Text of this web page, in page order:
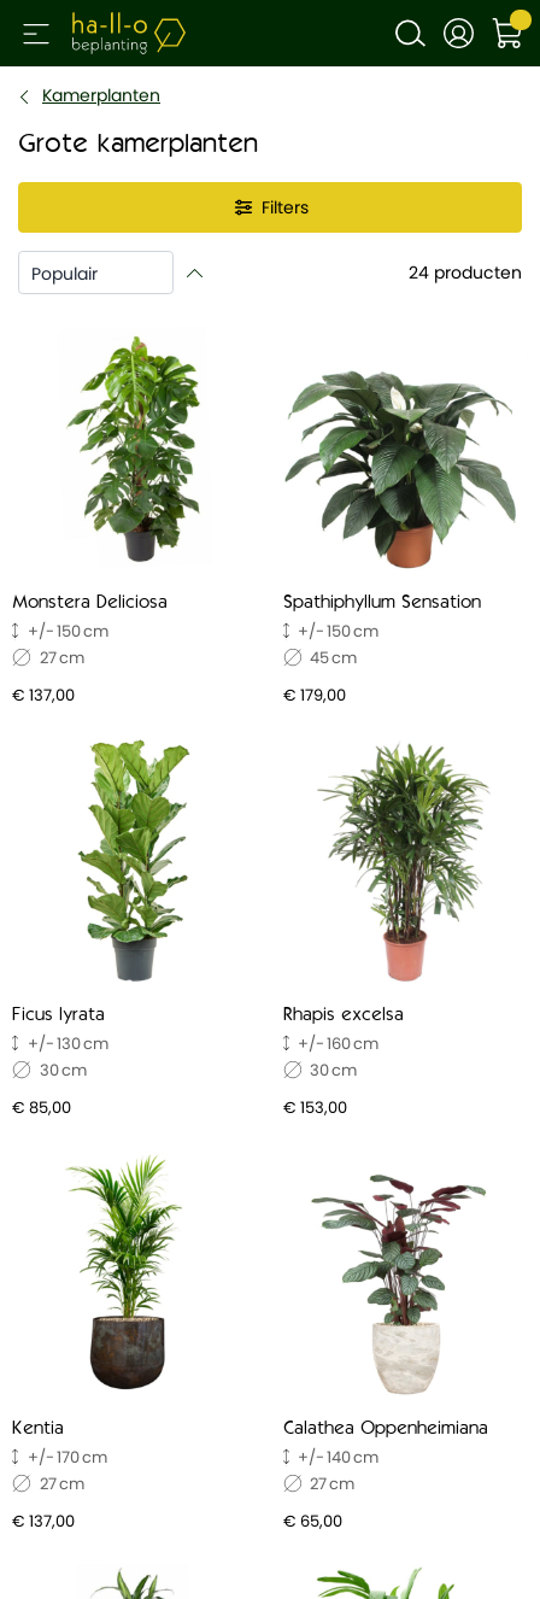
Kamerplanten
Grote kamerplanten
Filters
24 producten
Monstera Deliciosa
150
27
€ 137,00
Spathiphyllum Sensation
150
45
€ 179,00
Ficus lyrata
130
30
€ 85,00
Rhapis excelsa
160
30
€ 153,00
Kentia
170
27
€ 137,00
Calathea Oppenheimiana
140
27
€ 65,00